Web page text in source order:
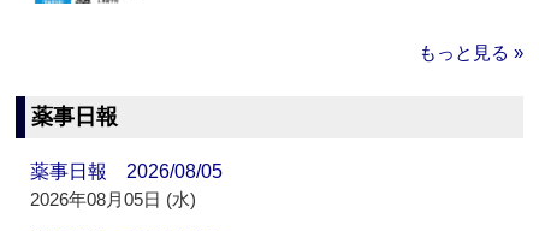
もっと見る »
薬事日報
薬事日報 2026/08/05
2026年08月05日 (水)